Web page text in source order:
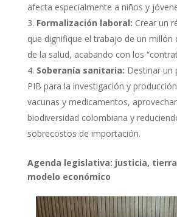
afecta especialmente a niños y
Formalización laboral: Crear un
que dignifique el trabajo de un millón
de la salud, acabando con los
Soberanía sanitaria: Destinar un
PIB para la investigación y
vacunas y medicamentos,
biodiversidad colombiana y
sobrecostos de importación.
Agenda legislativa: justicia,
modelo económico